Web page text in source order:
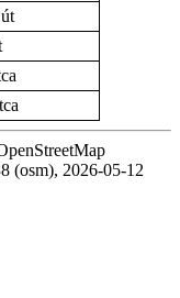
(osm), 2026-05-12